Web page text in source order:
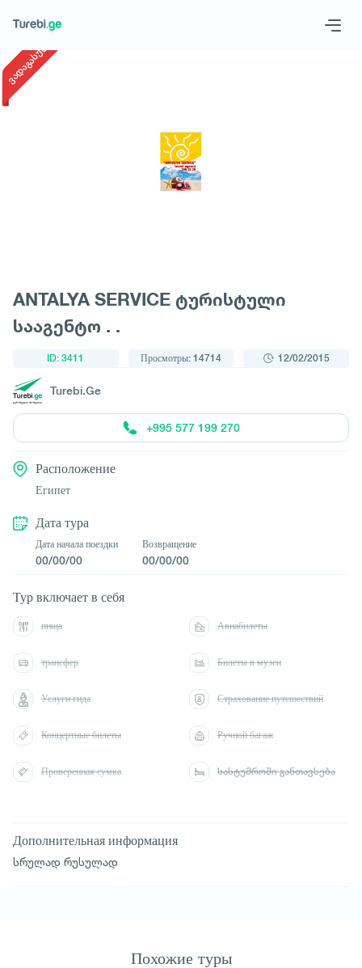
Запросить тур
ვადაგასული
ANTALYA SERVICE ტურისტული
სააგენტო . .
ID: 3411 Просмотры: 14714 12/02/2015
Turebi.Ge
+995 577 199 270
Расположение
Египет
Дата тура
Дата начала поездки
00/00/00
Возвращение
00/00/00
Дополнительная информация
სრულად რუსულად
Тур включает в себя
пища Авиабилеты
трансфер Билеты в музеи
Услуги гида Страхование путешествий
Концертные билеты Ручной багаж
Проверенная сумка სასტუმროში განთავსება
Похожие туры